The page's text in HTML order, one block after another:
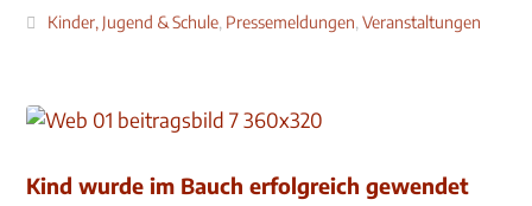
Kinder, Jugend & Schule, Pressemeldungen,Veranstaltungen
Kind wurde im Bauch erfolgreich gewendet